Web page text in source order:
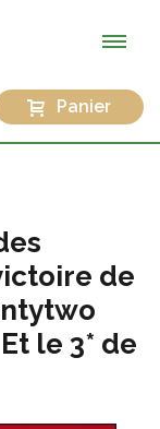
Panier
de
le 3* de